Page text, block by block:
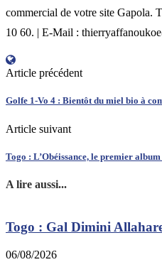
commercial de votre site Gapola.
10 60. | E-Mail :
Article précédent
Golfe 1-Vo 4 : Bientôt du miel bio à
Article suivant
Togo : L’Obéissance, le premier
A lire aussi...
Togo : Gal Dimini
06/08/2026